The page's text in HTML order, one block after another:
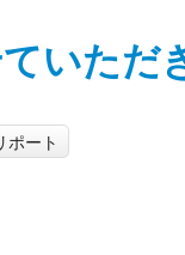
いただ
ポート